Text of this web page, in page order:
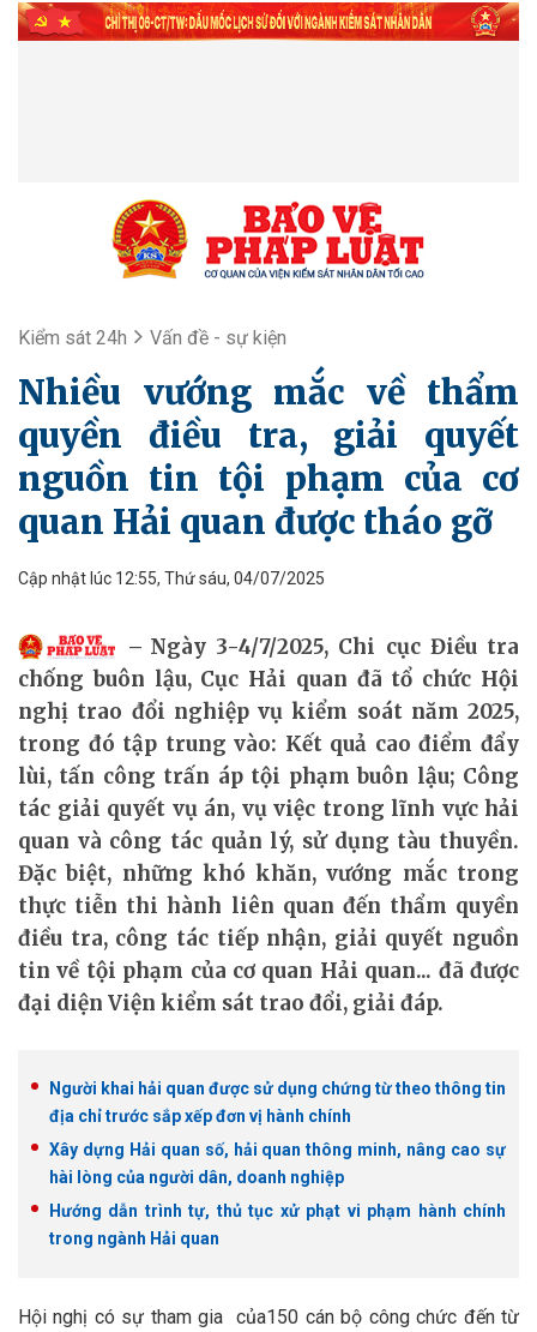
Kiểm sát 24h Vấn đề - sự kiện
Nhiều vướng mắc về thẩm
quyền điều tra, giải quyết
nguồn tin tội phạm của cơ
quan Hải quan được tháo gỡ
Cập nhật lúc 12:55, Thứ sáu, 04/07/2025
Ngày 3-4/7/2025, Chi cục Điều tra
chống buôn lậu, Cục Hải quan đã tổ chức Hội
nghị trao đổi nghiệp vụ kiểm soát năm 2025,
trong đó tập trung vào: Kết quả cao điểm đẩy
lùi, tấn công trấn áp tội phạm buôn lậu; Công
tác giải quyết vụ án, vụ việc trong lĩnh vực hải
quan và công tác quản lý, sử dụng tàu thuyền.
Đặc biệt, những khó khăn, vướng mắc trong
thực tiễn thi hành liên quan đến thẩm quyền
điều tra, công tác tiếp nhận, giải quyết nguồn
tin về tội phạm của cơ quan Hải quan... đã được
đại diện Viện kiểm sát trao đổi, giải đáp.
Người khai hải quan được sử dụng chứng từ theo thông tin
địa chỉ trước sắp xếp đơn vị hành chính
Xây dựng Hải quan số, hải quan thông minh, nâng cao sự
hài lòng của người dân, doanh nghiệp
Hướng dẫn trình tự, thủ tục xử phạt vi phạm hành chính
trong ngành Hải quan
Hội nghị có sự tham gia của150 cán bộ công chức đến từ